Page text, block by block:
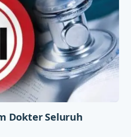
Dokter Seluruh